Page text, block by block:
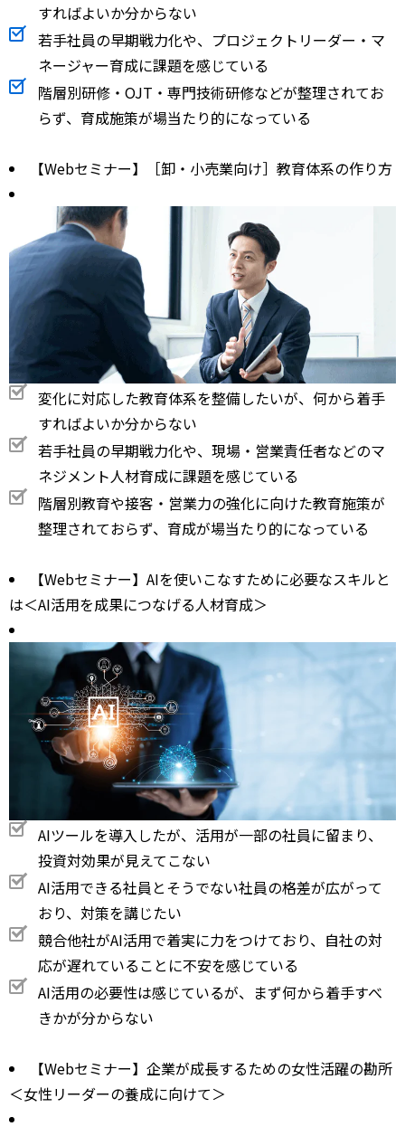
すればよいか分からない
若手社員の早期戦力化や、プロジェクトリーダー・マ
ネージャー育成に課題を感じている
階層別研修・OJT・専門技術研修などが整理されてお
らず、育成施策が場当たり的になっている
【Webセミナー】［卸・小売業向け］教育体系の作り方
変化に対応した教育体系を整備したいが、何から着手
すればよいか分からない
若手社員の早期戦力化や、現場・営業責任者などのマ
ネジメント人材育成に課題を感じている
階層別教育や接客・営業力の強化に向けた教育施策が
整理されておらず、育成が場当たり的になっている
【Webセミナー】AIを使いこなすために必要なスキルと
は＜AI活用を成果につなげる人材育成＞
AIツールを導入したが、活用が一部の社員に留まり、
投資対効果が見えてこない
AI活用できる社員とそうでない社員の格差が広がって
おり、対策を講じたい
競合他社がAI活用で着実に力をつけており、自社の対
応が遅れていることに不安を感じている
AI活用の必要性は感じているが、まず何から着手すべ
きかが分からない
【Webセミナー】企業が成長するための女性活躍の勘所
＜女性リーダーの養成に向けて＞